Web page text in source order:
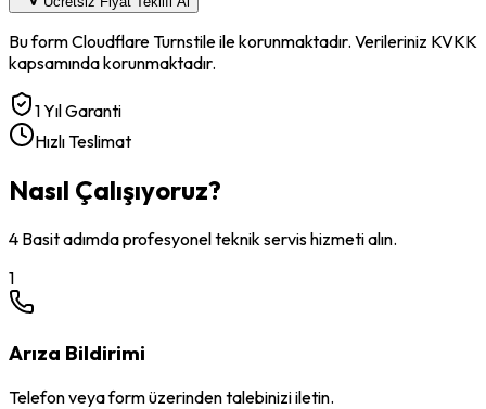
Bu form Cloudflare Turnstile ile korunmaktadır. Verileriniz KVKK
kapsamında korunmaktadır.
1 Yıl Garanti
Hızlı Teslimat
Nasıl Çalışıyoruz?
4 Basit adımda profesyonel teknik servis hizmeti alın.
1
Arıza Bildirimi
Telefon veya form üzerinden talebinizi iletin.